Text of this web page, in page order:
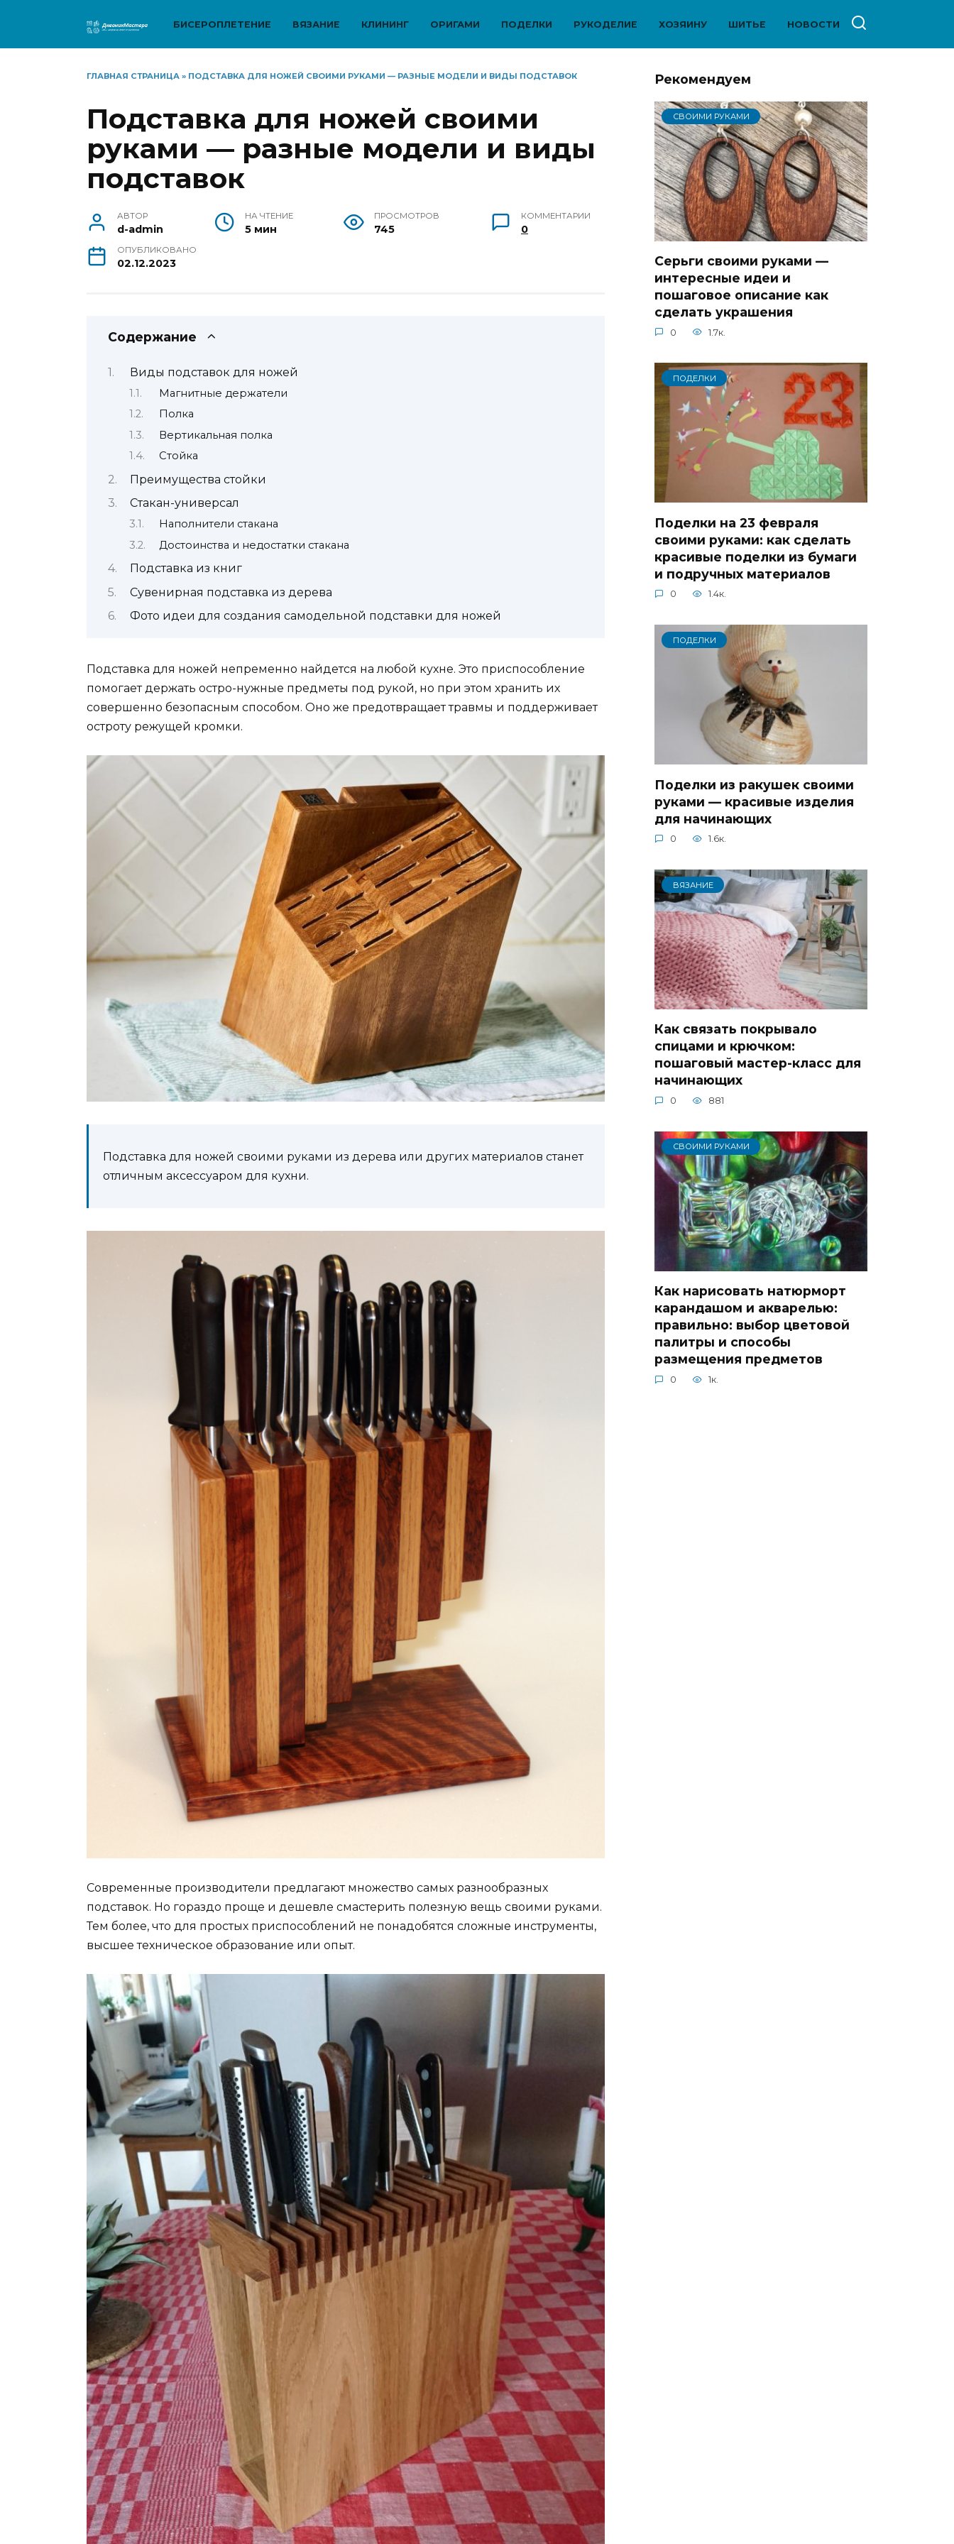
БИСЕРОПЛЕТЕНИЕ ВЯЗАНИЕ КЛИНИНГ ОРИГАМИ ПОДЕЛКИ РУКОДЕЛИЕ ХОЗЯИНУ ШИТЬЕ НОВОСТИ
ГЛАВНАЯ СТРАНИЦА » ПОДСТАВКА ДЛЯ НОЖЕЙ СВОИМИ РУКАМИ — РАЗНЫЕ МОДЕЛИ И ВИДЫ ПОДСТАВОК
Подставка для ножей своими
руками — разные модели и виды
подставок
АВТОР
d-admin
НА ЧТЕНИЕ
5 мин
ПРОСМОТРОВ
745
КОММЕНТАРИИ
0
ОПУБЛИКОВАНО
02.12.2023
Содержание
Виды подставок для ножей
Магнитные держатели
Полка
Вертикальная полка
Стойка
Преимущества стойки
Стакан-универсал
Наполнители стакана
Достоинства и недостатки стакана
Подставка из книг
Сувенирная подставка из дерева
Фото идеи для создания самодельной подставки для ножей
Подставка для ножей непременно найдется на любой кухне. Это приспособление
помогает держать остро-нужные предметы под рукой, но при этом хранить их
совершенно безопасным способом. Оно же предотвращает травмы и поддерживает
остроту режущей кромки.
Подставка для ножей своими руками из дерева или других материалов станет
отличным аксессуаром для кухни.
Современные производители предлагают множество самых разнообразных
подставок. Но гораздо проще и дешевле смастерить полезную вещь своими руками.
Тем более, что для простых приспособлений не понадобятся сложные инструменты,
высшее техническое образование или опыт.
Рекомендуем
СВОИМИ РУКАМИ
Серьги своими руками —
интересные идеи и
пошаговое описание как
сделать украшения
0 1.7к.
ПОДЕЛКИ
Поделки на 23 февраля
своими руками: как сделать
красивые поделки из бумаги
и подручных материалов
0 1.4к.
ПОДЕЛКИ
Поделки из ракушек своими
руками — красивые изделия
для начинающих
0 1.6к.
ВЯЗАНИЕ
Как связать покрывало
спицами и крючком:
пошаговый мастер-класс для
начинающих
0 881
СВОИМИ РУКАМИ
Как нарисовать натюрморт
карандашом и акварелью:
правильно: выбор цветовой
палитры и способы
размещения предметов
0 1к.